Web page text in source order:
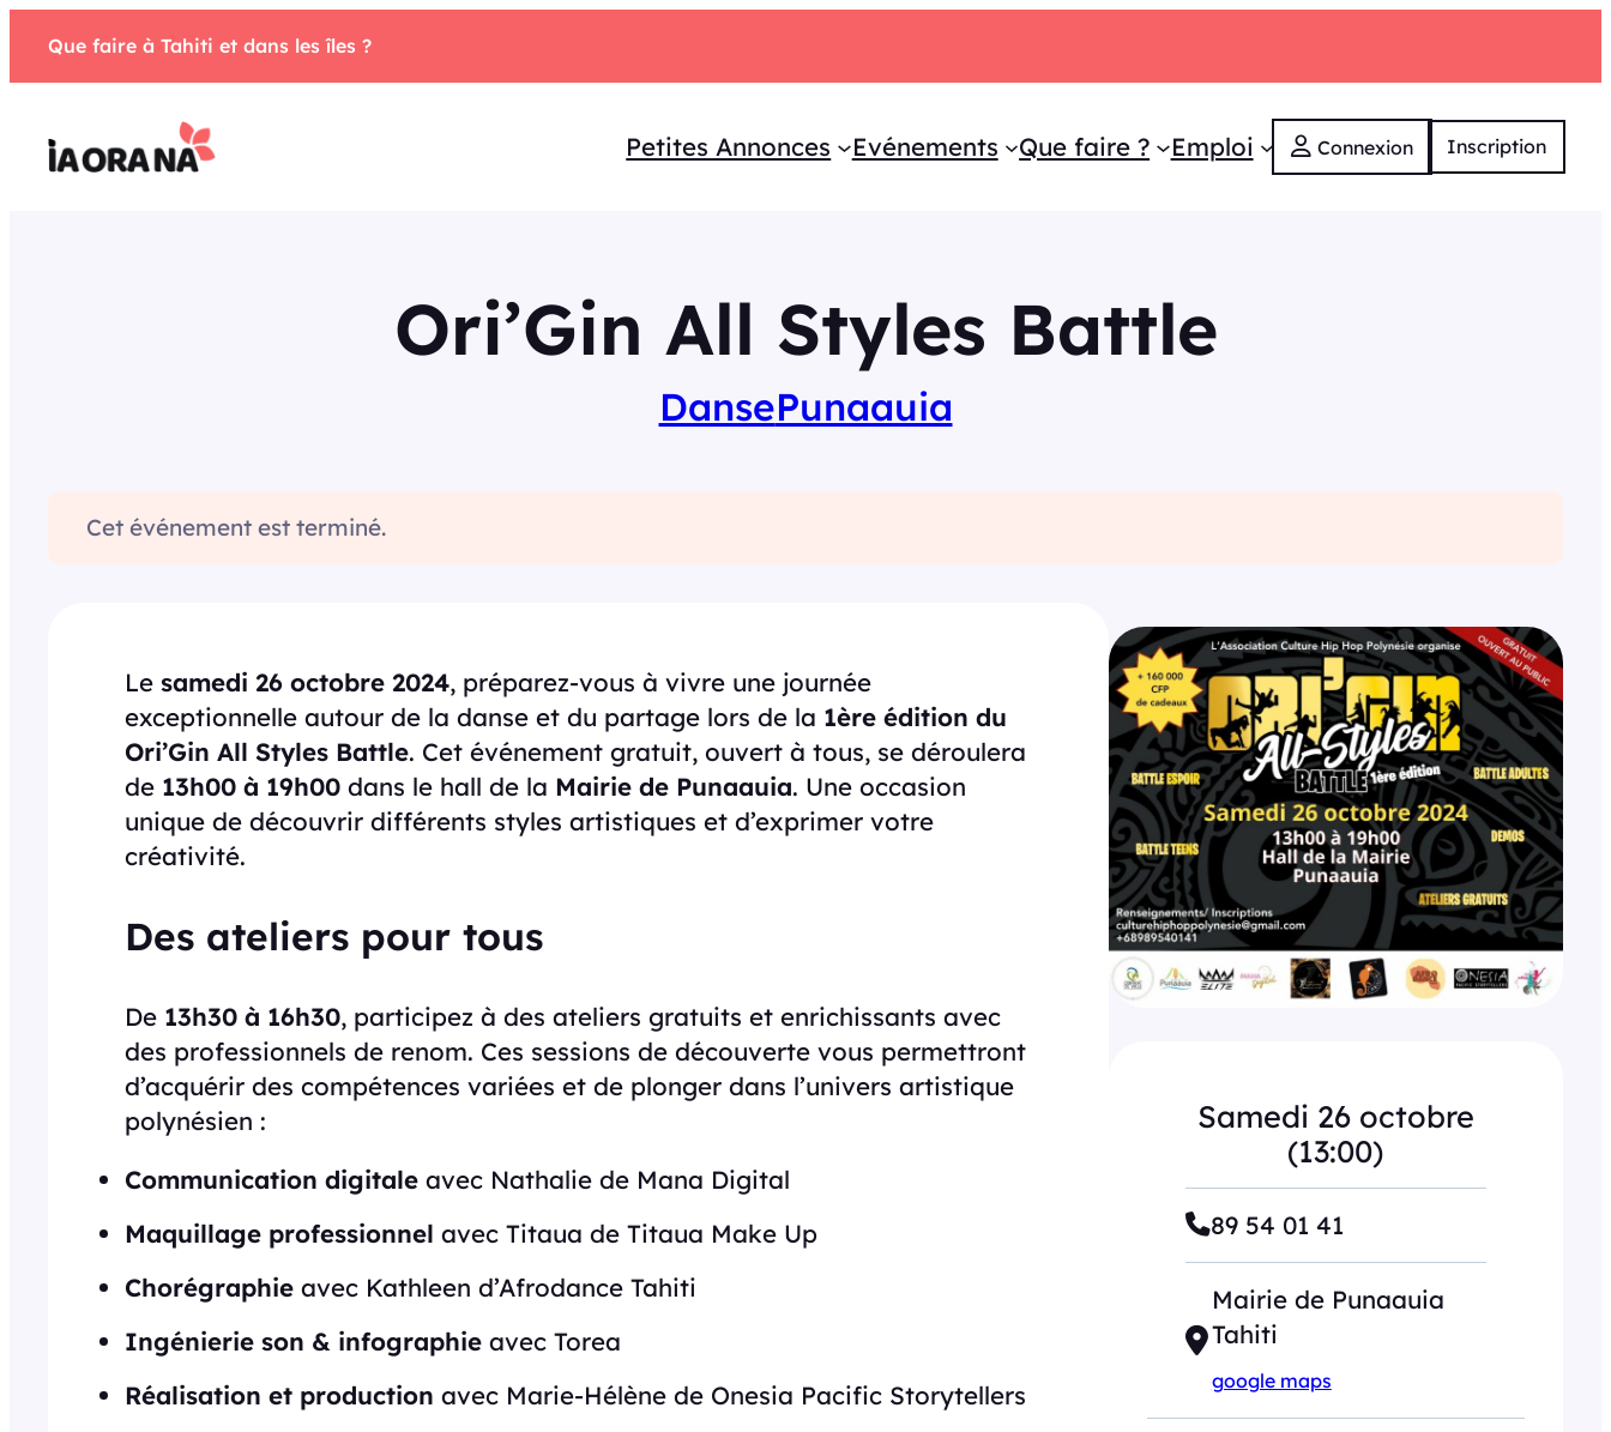
Que faire à Tahiti et dans les îles ?
Petites Annonces Evénements Que faire ? Emploi Connexion Inscription
Ori’Gin All Styles Battle
DansePunaauia
Cet événement est terminé.
Le samedi 26 octobre 2024, préparez-vous à vivre une journée
exceptionnelle autour de la danse et du partage lors de la 1ère édition du
Ori’Gin All Styles Battle. Cet événement gratuit, ouvert à tous, se déroulera
de 13h00 à 19h00 dans le hall de la Mairie de Punaauia. Une occasion
unique de découvrir différents styles artistiques et d’exprimer votre
créativité.
Des ateliers pour tous
De 13h30 à 16h30, participez à des ateliers gratuits et enrichissants avec
des professionnels de renom. Ces sessions de découverte vous permettront
d’acquérir des compétences variées et de plonger dans l’univers artistique
polynésien :
Communication digitale avec Nathalie de Mana Digital
Maquillage professionnel avec Titaua de Titaua Make Up
Chorégraphie avec Kathleen d’Afrodance Tahiti
Ingénierie son & infographie avec Torea
Réalisation et production avec Marie-Hélène de Onesia Pacific Storytellers
Samedi 26 octobre
(13:00)
89 54 01 41
Mairie de Punaauia
Tahiti
google maps